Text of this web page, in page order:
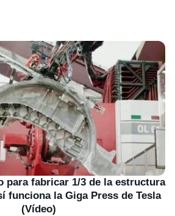
para fabricar 1/3 de la estructura
funciona la Giga Press de Tesla
(Vídeo)